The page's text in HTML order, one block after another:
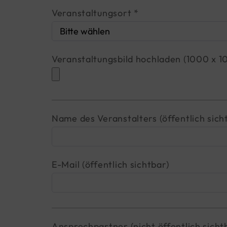
Veranstaltungsort *
Veranstaltungsbild hochladen (1000 x
Name des Veranstalters (öffentlich
E-Mail (öffentlich sichtbar)